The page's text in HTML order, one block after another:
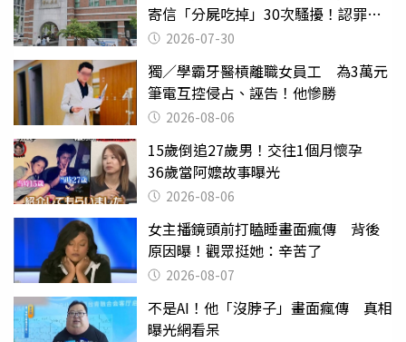
寄信「分屍吃掉」30次騷擾！認罪免
關 2026-07-30
獨／學霸牙醫槓離職女員工 為3萬元
筆電互控侵占、誣告！他慘勝
2026-08-06
15歲倒追27歲男！交往1個月懷孕
36歲當阿嬤故事曝光
2026-08-06
女主播鏡頭前打瞌睡畫面瘋傳 背後
原因曝！觀眾挺她：辛苦了
2026-08-07
不是AI！他「沒脖子」畫面瘋傳 真相
曝光網看呆